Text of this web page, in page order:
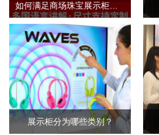
展示柜分为哪些类别？